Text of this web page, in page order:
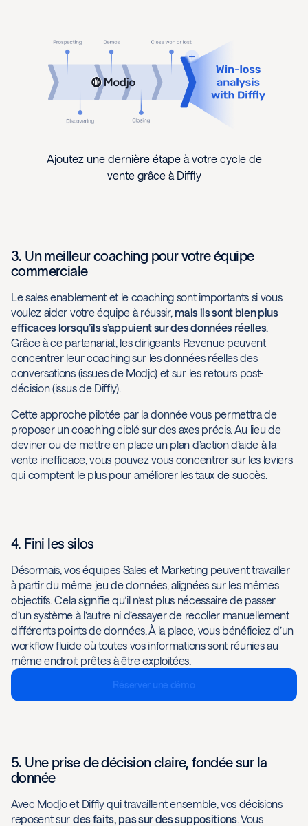
Ajoutez une dernière étape à votre cycle de
vente grâce à Diffly
3. Un meilleur coaching pour votre équipe
commerciale
Le sales enablement et le coaching sont importants si vous
voulez aider votre équipe à réussir, mais ils sont bien plus
efficaces lorsqu’ils s’appuient sur des données réelles.
Grâce à ce partenariat, les dirigeants Revenue peuvent
concentrer leur coaching sur les données réelles des
conversations (issues de Modjo) et sur les retours post-
décision (issus de Diffly).
Cette approche pilotée par la donnée vous permettra de
proposer un coaching ciblé sur des axes précis. Au lieu de
deviner ou de mettre en place un plan d’action d’aide à la
vente inefficace, vous pouvez vous concentrer sur les leviers
qui comptent le plus pour améliorer les taux de succès.
4. Fini les silos
Désormais, vos équipes Sales et Marketing peuvent travailler
à partir du même jeu de données, alignées sur les mêmes
objectifs. Cela signifie qu’il n’est plus nécessaire de passer
d’un système à l’autre ni d’essayer de recoller manuellement
différents points de données. À la place, vous bénéficiez d’un
workflow fluide où toutes vos informations sont réunies au
même endroit prêtes à être exploitées.
Réserver une démo
5. Une prise de décision claire, fondée sur la
donnée
Avec Modjo et Diffly qui travaillent ensemble, vos décisions
reposent sur des faits, pas sur des suppositions. Vous